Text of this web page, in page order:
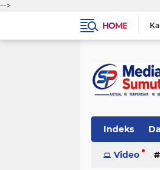
-->
HOME
Indeks
Video